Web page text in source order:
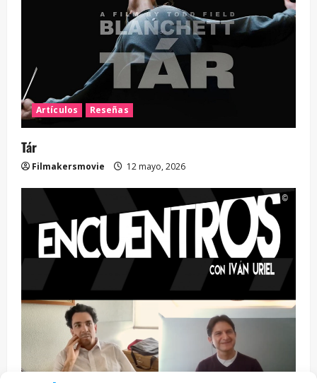
Artículos Reseñas
Tár
Filmakersmovie 12 mayo, 2026